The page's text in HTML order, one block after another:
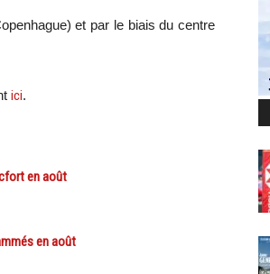
et par le biais du centre
ici.
en août
en août